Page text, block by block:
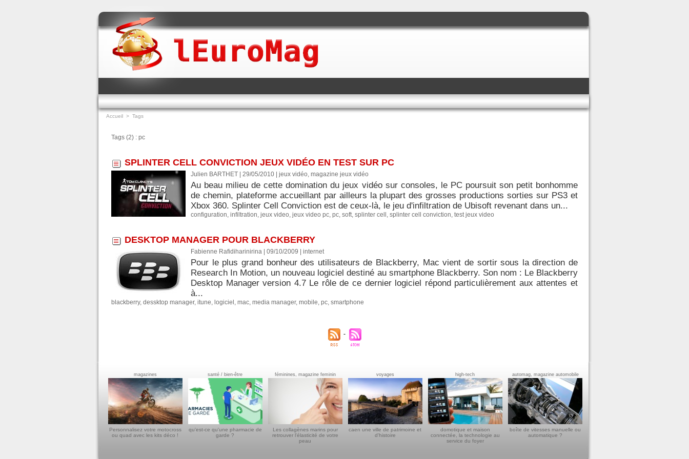
Accueil > Tags
Tags (2) : pc
SPLINTER CELL CONVICTION JEUX VIDÉO EN TEST SUR PC
Julien BARTHET | 29/05/2010 jeux vidéo, magazine jeux vidéo
Au beau milieu de cette domination du jeux vidéo sur consoles, le PC poursuit son petit bonhomme
de chemin, plateforme accueillant par ailleurs la plupart des grosses productions sorties sur PS3 et
Xbox 360. Splinter Cell Conviction est de ceux-là, le jeu d'infiltration de Ubisoft revenant dans un...
configuration, infiltration, jeux video, jeux video pc, pc, soft, splinter cell , splinter cell conviction, test jeux video
DESKTOP MANAGER POUR BLACKBERRY
Fabienne Rafidiharinirina | 09/10/2009 internet
Pour le plus grand bonheur des utilisateurs de Blackberry, Mac vient de sortir sous la direction de
Research In Motion, un nouveau logiciel destiné au smartphone Blackberry. Son nom : Le Blackberry
Desktop Manager version 4.7 Le rôle de ce dernier logiciel répond particulièrement aux attentes et
à...
blackberry, dessktop manager, itune, logiciel , mac, media manager, mobile, pc, smartphone
magazines
Personnalisez votre motocross
ou quad avec les kits déco !
santé / bien-être
qu'est-ce qu'une pharmacie de
garde ?
féminines, magazine feminin
Les collagènes marins pour
retrouver l'élasticité de votre
peau
voyages
caen une ville de patrimoine et
d'histoire
high-tech
domotique et maison
connectée, la technologie au
service du foyer
automag, magazine automobile
boîte de vitesses manuelle ou
automatique ?